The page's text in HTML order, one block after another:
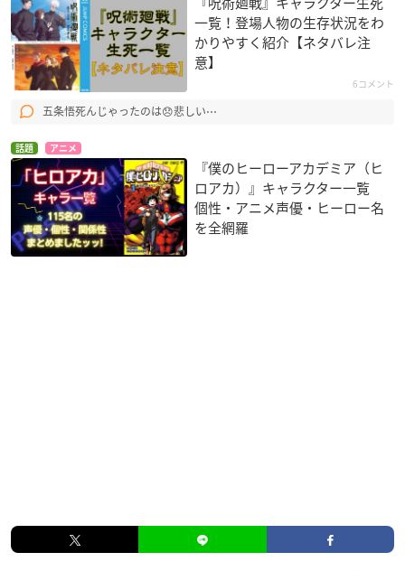
一覧！登場人物の生存状況をわ
かりやすく紹介【ネタバレ注
意】
6コメント
五条悟死んじゃったのは😞悲しい⋯
話題 アニメ
『僕のヒーローアカデミア（ヒ
ロアカ）』キャラクター一覧
個性・アニメ声優・ヒーロー名
を全網羅